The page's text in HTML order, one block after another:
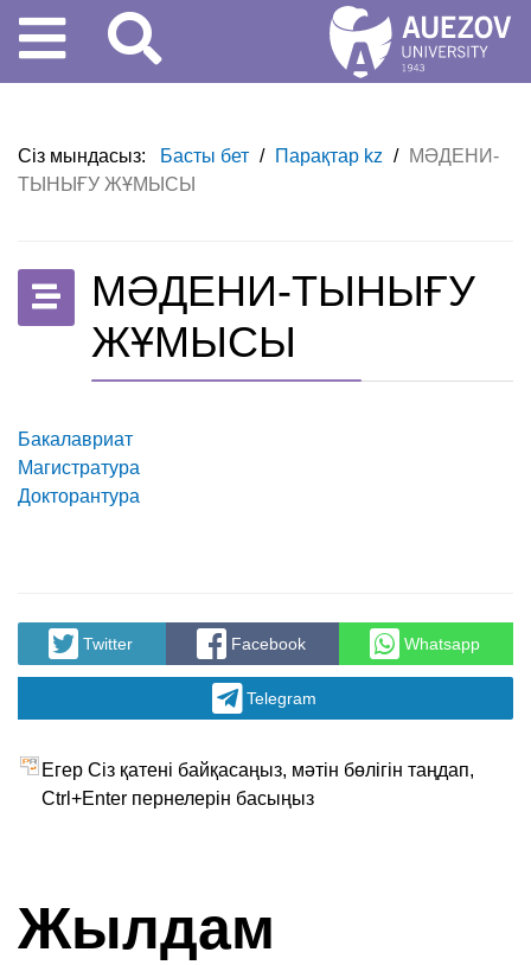
Сіз мындасыз: Басты бет / Парақтар kz /
МӘДЕНИ-
ТЫНЫҒУ ЖҰМЫСЫ
МӘДЕНИ-ТЫНЫҒУ
ЖҰМЫСЫ
Бакалавриат
Магистратура
Докторантура
Twitter Facebook Whatsapp
Telegram
Егер Сіз қатені байқасаңыз, мәтін бөлігін таңдап,
Ctrl+Enter пернелерін басыңыз
Жылдам